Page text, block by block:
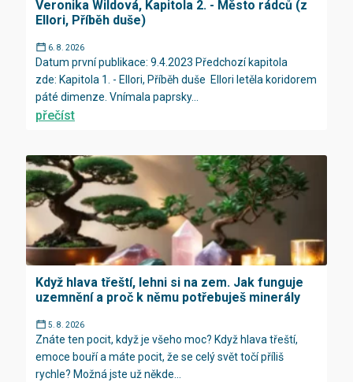
Veronika Wildová, Kapitola 2. - Město rádců (z
Ellori, Příběh duše)
6. 8. 2026
Datum první publikace: 9.4.2023 Předchozí kapitola
zde: Kapitola 1. - Ellori, Příběh duše Ellori letěla koridorem
páté dimenze. Vnímala paprsky...
přečíst
Když hlava třeští, lehni si na zem. Jak funguje
uzemnění a proč k němu potřebuješ minerály
5. 8. 2026
Znáte ten pocit, když je všeho moc? Když hlava třeští,
emoce bouří a máte pocit, že se celý svět točí příliš
rychle? Možná jste už někde...